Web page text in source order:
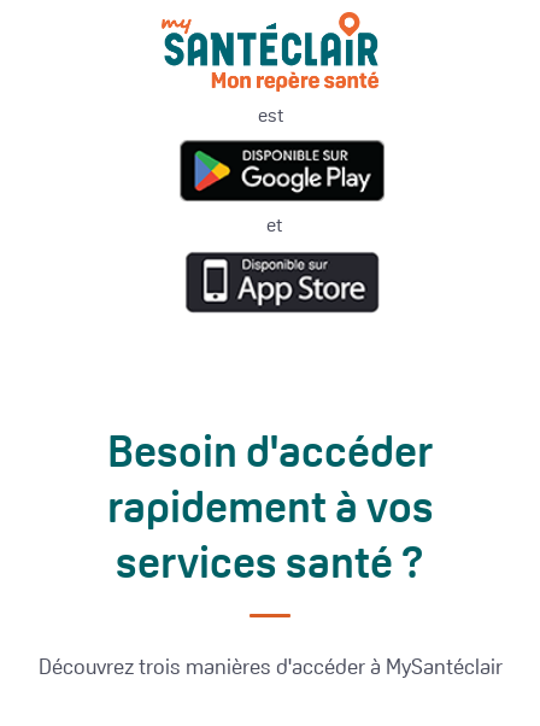
est
et
Besoin d'accéder
rapidement à vos
services santé ?
Découvrez trois manières d'accéder à MySantéclair